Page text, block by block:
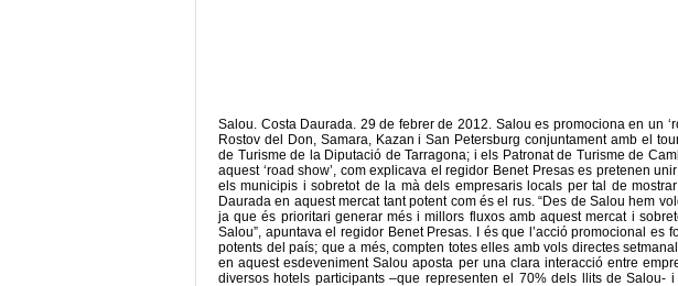
Salou. Costa Daurada. 29 de febrer de 2012. Salou es promociona en un
Rostov del Don, Samara, Kazan i San Petersburg conjuntament amb el
de Turisme de la Diputació de Tarragona; i els Patronat de Turisme de
aquest ‘road show’, com explicava el regidor Benet Presas es pretenen
els municipis i sobretot de la mà dels empresaris locals per tal de
Daurada en aquest mercat tant potent com és el rus. “Des de Salou hem
ja que és prioritari generar més i millors fluxos amb aquest mercat i
Salou”, apuntava el regidor Benet Presas. I és que l’acció promocional es
potents del país; que a més, compten totes elles amb vols directes
en aquest esdeveniment Salou aposta per una clara interacció entre
diversos hotels participants –que representen el 70% dels llits de Salou-